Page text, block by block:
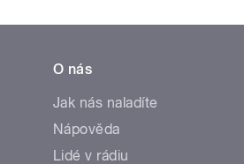
O nás
Jak nás naladíte
Nápověda
Lidé v rádiu